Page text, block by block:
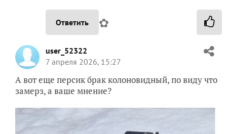
Ответить ✿
user_52322
7 апреля 2026, 15:27
А вот еще персик брак колоновидный, по виду что
замерз, а ваше мнение?